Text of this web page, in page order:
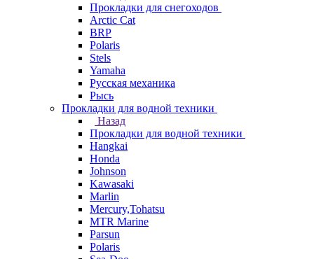
Прокладки для снегоходов
Arctic Cat
BRP
Polaris
Stels
Yamaha
Русская механика
Рысь
Прокладки для водной техники
Назад
Прокладки для водной техники
Hangkai
Honda
Johnson
Kawasaki
Marlin
Mercury,Tohatsu
MTR Marine
Parsun
Polaris